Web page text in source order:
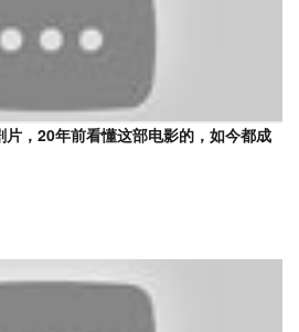
片，20年前看懂这部电影的，如今都成